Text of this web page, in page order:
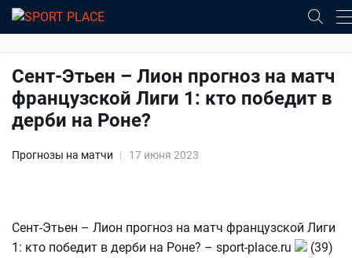
Сент-Этьен – Лион прогноз на матч
французской Лиги 1: кто победит в
дерби на Роне?
Прогнозы на матчи 17 июня 2023
Сент-Этьен – Лион прогноз на матч французской Лиги
1: кто победит в дерби на Роне? – sport-place.ru
(39)